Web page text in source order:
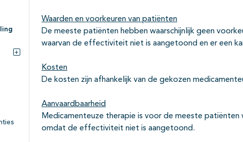
Subpagina's open- en dichtklappen
Waarden en voorkeuren van patiënten
De meeste patiënten hebben waarschijnlijk geen
waarvan de effectiviteit niet is aangetoond en er een
Kosten
De kosten zijn afhankelijk van de gekozen
Aanvaardbaarheid
Medicamenteuze therapie is voor de meeste patiënten
omdat de effectiviteit niet is aangetoond.